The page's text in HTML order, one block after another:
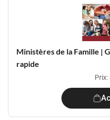
Ministères de la Famille |
rapide
Prix: